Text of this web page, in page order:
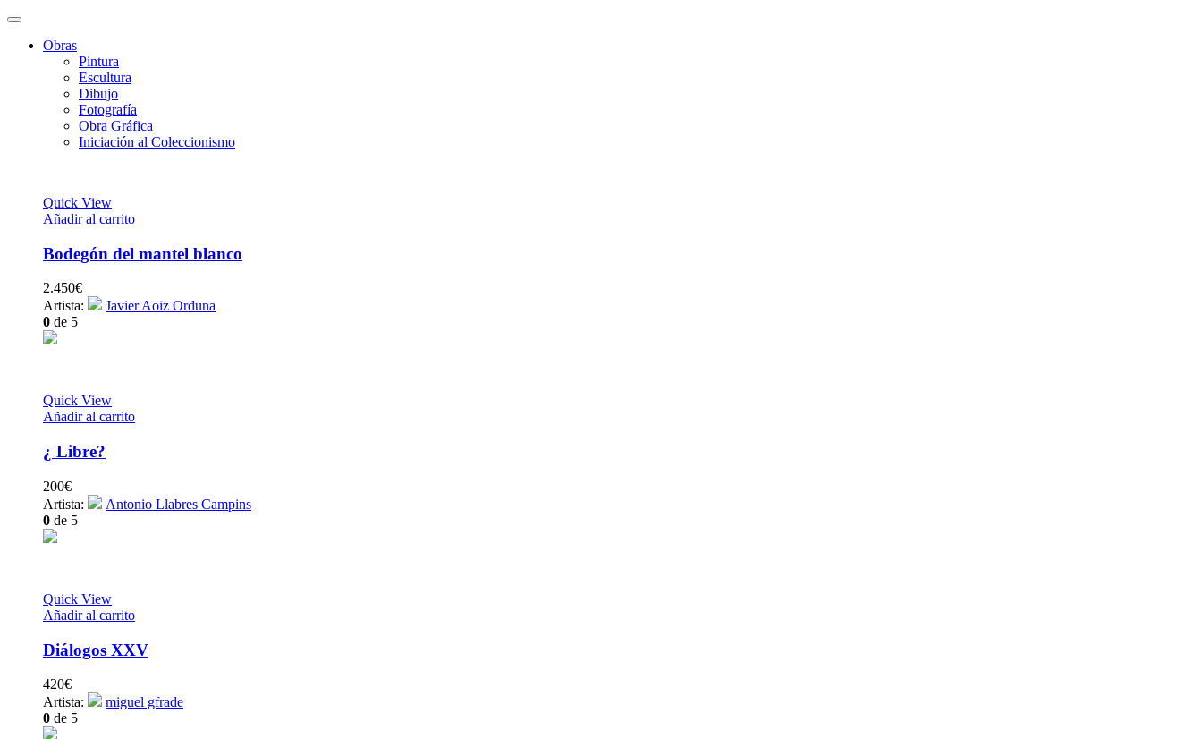
Obras
Pintura
Escultura
Dibujo
Fotografía
Obra Gráfica
Iniciación al Coleccionismo
Quick View
Añadir al carrito
Bodegón del mantel blanco
2.450€
Artista:
Javier Aoiz Orduna
0 de 5
Quick View
Añadir al carrito
¿ Libre?
200€
Artista:
Antonio Llabres Campins
0 de 5
Quick View
Añadir al carrito
Diálogos XXV
420€
Artista:
miguel gfrade
0 de 5